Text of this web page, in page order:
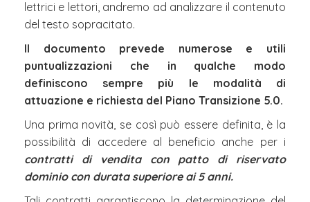
lettrici e lettori, andremo ad analizzare il contenuto
del testo sopracitato.
Il documento prevede numerose e utili
puntualizzazioni che in qualche modo
definiscono sempre più le modalità di
attuazione e richiesta del Piano Transizione 5.0.
Una prima novità, se così può essere definita, è la
possibilità di accedere al beneficio anche per i
contratti di vendita con patto di riservato
dominio con durata superiore ai 5 anni.